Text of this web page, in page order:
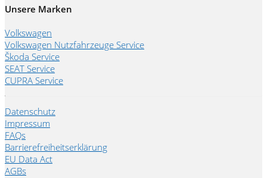
Unsere Marken
Volkswagen
Volkswagen Nutzfahrzeuge Service
Škoda Service
SEAT Service
CUPRA Service
Datenschutz
Impressum
FAQs
Barrierefreiheitserklärung
EU Data Act
AGBs